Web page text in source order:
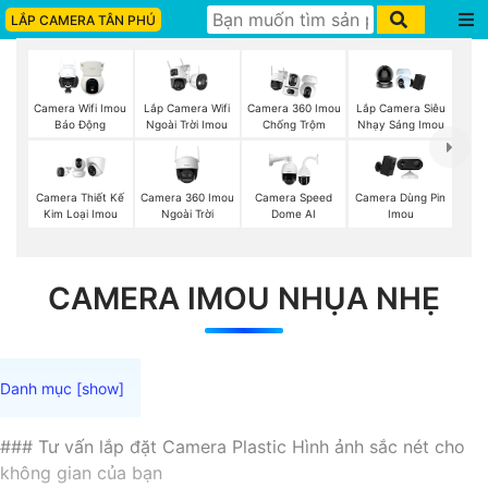
LẮP CAMERA TÂN PHÚ
Camera Wifi Imou
Báo Động
Lắp Camera Wifi
Ngoài Trời Imou
Camera 360 Imou
Chống Trộm
Lắp Camera Siêu
Nhạy Sáng Imou
Camera Thiết Kế
Kim Loại Imou
Camera 360 Imou
Ngoài Trời
Camera Speed
Dome AI
Camera Dùng Pin
Imou
CAMERA IMOU NHỤA NHẸ
### Tư vấn lắp đặt Camera Plastic Hình ảnh sắc nét cho
không gian của bạn